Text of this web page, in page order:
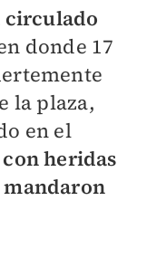
circulado
donde 17
la plaza,
en el
con heridas
mandaron